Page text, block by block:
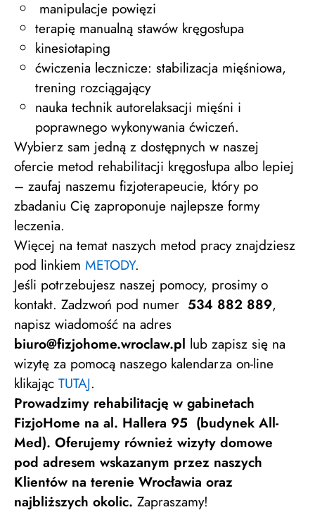
manipulacje powięzi
terapię manualną stawów kręgosłupa
kinesiotaping
ćwiczenia lecznicze: stabilizacja mięśniowa,
trening rozciągający
nauka technik autorelaksacji mięśni i
poprawnego wykonywania ćwiczeń.
Wybierz sam jedną z dostępnych w naszej
ofercie metod rehabilitacji kręgosłupa albo lepiej
– zaufaj naszemu fizjoterapeucie, który po
zbadaniu Cię zaproponuje najlepsze formy
leczenia.
Więcej na temat naszych metod pracy znajdziesz
pod linkiem METODY.
Jeśli potrzebujesz naszej pomocy, prosimy o
kontakt. Zadzwoń pod numer 534 882 889,
napisz wiadomość na adres
biuro@fizjohome.wroclaw.pl lub zapisz się na
wizytę za pomocą naszego kalendarza on-line
klikając TUTAJ.
Prowadzimy rehabilitację w gabinetach
FizjoHome na al. Hallera 95 (budynek All-
Med). Oferujemy również wizyty domowe
pod adresem wskazanym przez naszych
Klientów na terenie Wrocławia oraz
najbliższych okolic. Zapraszamy!